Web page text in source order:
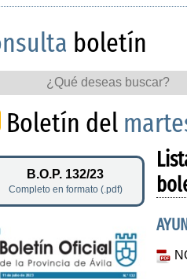
boletín
Boletín del
B.O.P. 132/23
Completo en formato (.pdf)